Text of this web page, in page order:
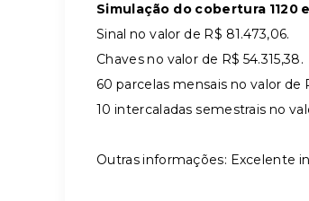
Simulação do cobertura 1120
Sinal no valor de R$ 81.473,06.
Chaves no valor de R$ 54.315,38.
60 parcelas mensais no valor de
10 intercaladas semestrais no
Outras informações: Excelente